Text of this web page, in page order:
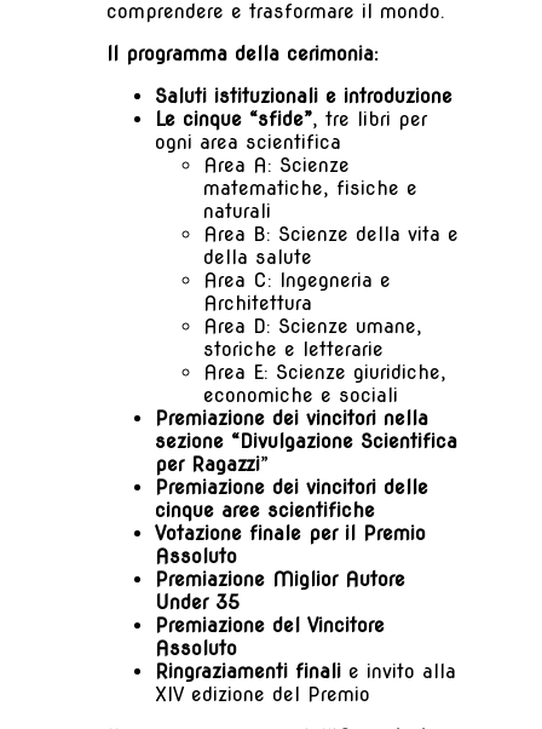
comprendere e trasformare il mondo.
Il programma della cerimonia:
Saluti istituzionali e introduzione
Le cinque “sfide”, tre libri per
ogni area scientifica
Area A: Scienze
matematiche, fisiche e
naturali
Area B: Scienze della vita e
della salute
Area C: Ingegneria e
Architettura
Area D: Scienze umane,
storiche e letterarie
Area E: Scienze giuridiche,
economiche e sociali
Premiazione dei vincitori nella
sezione “Divulgazione Scientifica
per Ragazzi”
Premiazione dei vincitori delle
cinque aree scientifiche
Votazione finale per il Premio
Assoluto
Premiazione Miglior Autore
Under 35
Premiazione del Vincitore
Assoluto
Ringraziamenti finali e invito alla
XIV edizione del Premio